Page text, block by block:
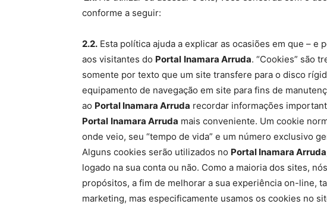
conforme a seguir:
2.2. Esta política ajuda a explicar as ocasiões em que – e
aos visitantes do Portal Inamara Arruda. “Cookies” são
somente por texto que um site transfere para o disco
equipamento de navegação em site para fins de
ao Portal Inamara Arruda recordar informações
Portal Inamara Arruda mais conveniente. Um cookie
onde veio, seu “tempo de vida” e um número exclusivo
Alguns cookies serão utilizados no Portal Inamara Arruda
logado na sua conta ou não. Como a maioria dos sites,
propósitos, a fim de melhorar a sua experiência on-line,
marketing, mas especificamente usamos os cookies no